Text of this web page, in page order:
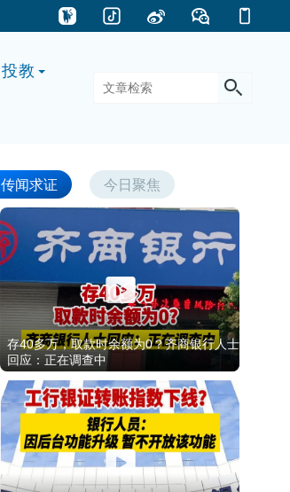
投教
传闻求证 今日聚焦
存40多万，取款时余额为0？齐商银行人士
回应：正在调查中